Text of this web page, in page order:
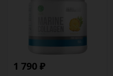
1 790 ₽